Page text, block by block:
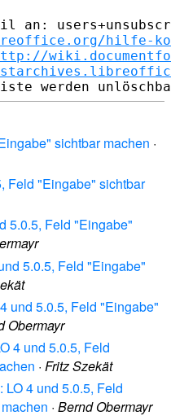
an:
hilfe-
sichtbar machen ·
Feld "Eingabe" sichtbar
5.0.5, Feld "Eingabe"
5.0.5, Feld "Eingabe"
und 5.0.5, Feld "Eingabe"
Obermayr
4 und 5.0.5, Feld
· Fritz Szekät
LO 4 und 5.0.5, Feld
· Bernd Obermayr